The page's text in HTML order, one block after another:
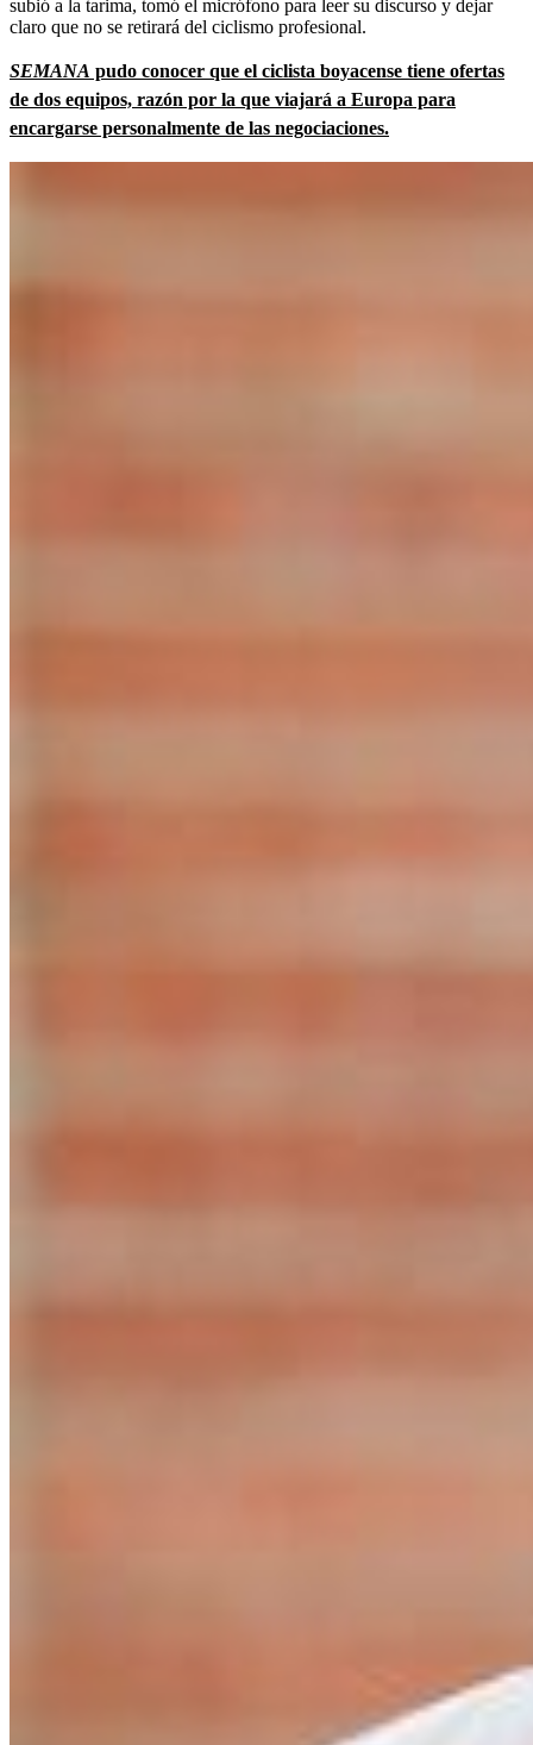
subió a la tarima, tomó el micrófono para leer su discurso y dejar
claro que no se retirará del ciclismo profesional.
SEMANA pudo conocer que el ciclista boyacense tiene ofertas
de dos equipos, razón por la que viajará a Europa para
encargarse personalmente de las negociaciones.